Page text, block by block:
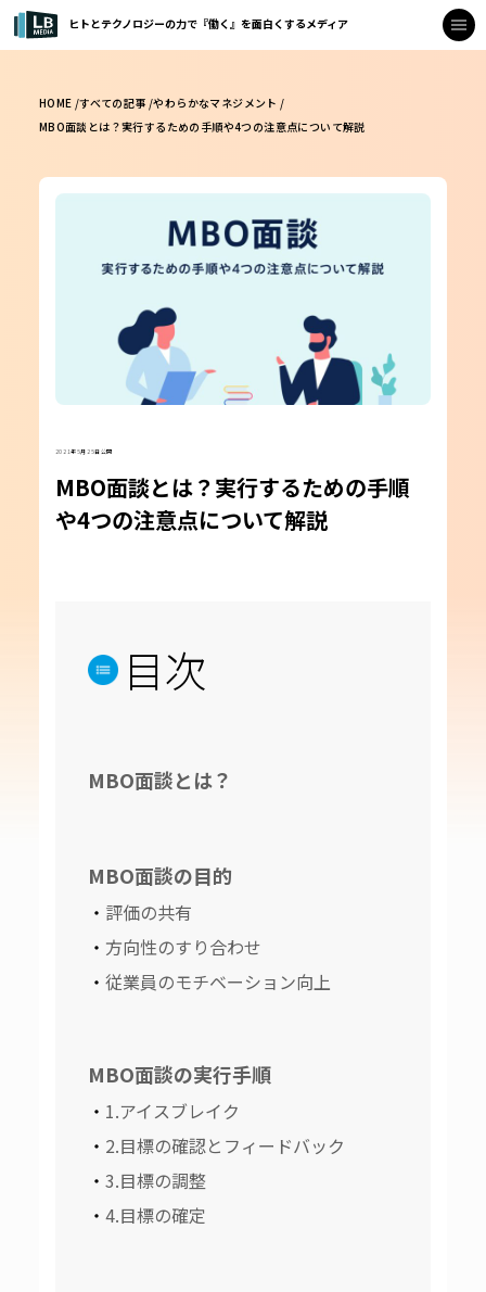
ヒトとテクノロジーの力で『働く』を面白くするメディア
HOME /すべての記事 /やわらかなマネジメント /
MBO面談とは？実行するための手順や4つの注意点について解説
2021年5月25日公開
MBO面談とは？実行するための手順
や4つの注意点について解説
目次
MBO面談とは？
MBO面談の目的
評価の共有
方向性のすり合わせ
従業員のモチベーション向上
MBO面談の実行手順
1.アイスブレイク
2.目標の確認とフィードバック
3.目標の調整
4.目標の確定